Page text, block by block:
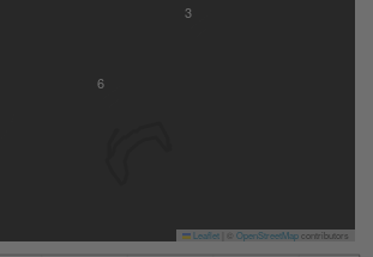
3
6
Leaflet OpenStreetMapcontributors